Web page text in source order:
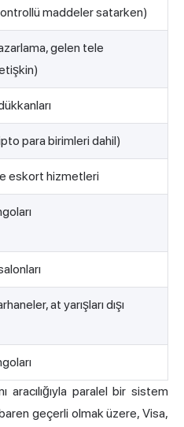
maddeler satarken)
gelen tele
para birimleri dahil)
eskort hizmetleri
at yarışları dışı
aracılığıyla paralel bir sistem
geçerli olmak üzere, Visa,